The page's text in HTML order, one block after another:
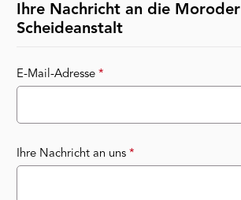
Ihre Nachricht an die Moroder
Scheideanstalt
E-Mail-Adresse *
Ihre Nachricht an uns *